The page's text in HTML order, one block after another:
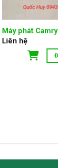
Máy phát
Liên hệ